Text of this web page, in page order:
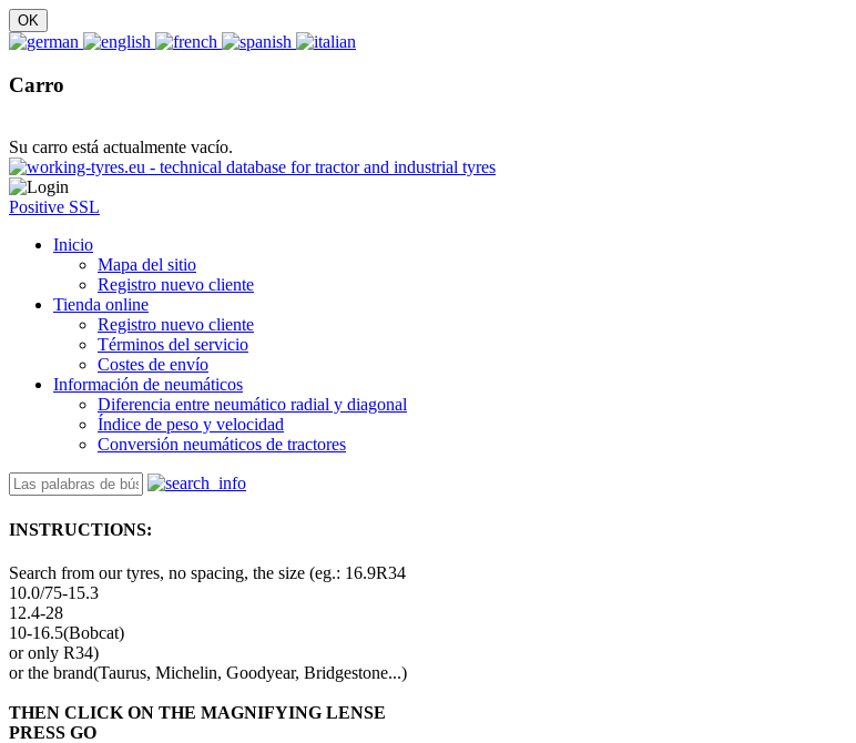
Carro
Su carro está actualmente vacío.
Positive SSL
Inicio
Mapa del sitio
Registro nuevo cliente
Tienda online
Registro nuevo cliente
Términos del servicio
Costes de envío
Información de neumáticos
Diferencia entre neumático radial y diagonal
Índice de peso y velocidad
Conversión neumáticos de tractores
INSTRUCTIONS:
Search from our tyres, no spacing, the size (eg.: 16.9R34
10.0/75-15.3
12.4-28
10-16.5(Bobcat)
or only R34)
or the brand(Taurus, Michelin, Goodyear, Bridgestone...)
THEN CLICK ON THE MAGNIFYING LENSE
PRESS GO